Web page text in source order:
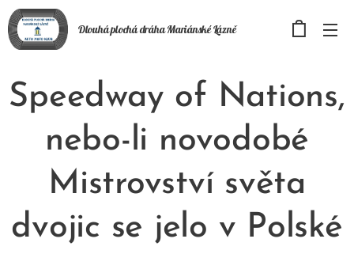
Dlouhá plochádráhaMariánské Lázně
Speedway of Nations,
nebo-li novodobé
Mistrovství světa
dvojic se jelo v Polské